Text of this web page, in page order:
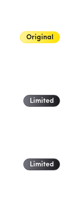
Original
Limited
Limited